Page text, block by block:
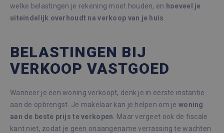
welke belastingen je rekening moet houden, en hoeveel je
uiteindelijk overhoudt na verkoop van je huis
BELASTINGEN BIJ
VERKOOP VASTGOED
Wanneer je een woning verkoopt, denk je in eerste instantie
aan de opbrengst. Je makelaar kan je helpen om je woning
aan de beste prijs te verkopen . Maar vergeet ook de fiscale
kant niet, zodat je geen onaangename verrassing te wachten